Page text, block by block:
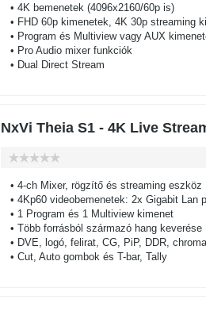
• 4K bemenetek (4096x2160/60p is)
• FHD 60p kimenetek, 4K 30p streaming
• Program és Multiview vagy AUX
• Pro Audio mixer funkciók
• Dual Direct Stream
NxVi Theia S1 - 4K Live
• 4-ch Mixer, rögzítő és streaming eszköz
• 4Kp60 videobemenetek: 2x Gigabit Lan
• 1 Program és 1 Multiview kimenet
• Több forrásból származó hang keverése
• DVE, logó, felirat, CG, PiP, DDR,
• Cut, Auto gombok és T-bar, Tally